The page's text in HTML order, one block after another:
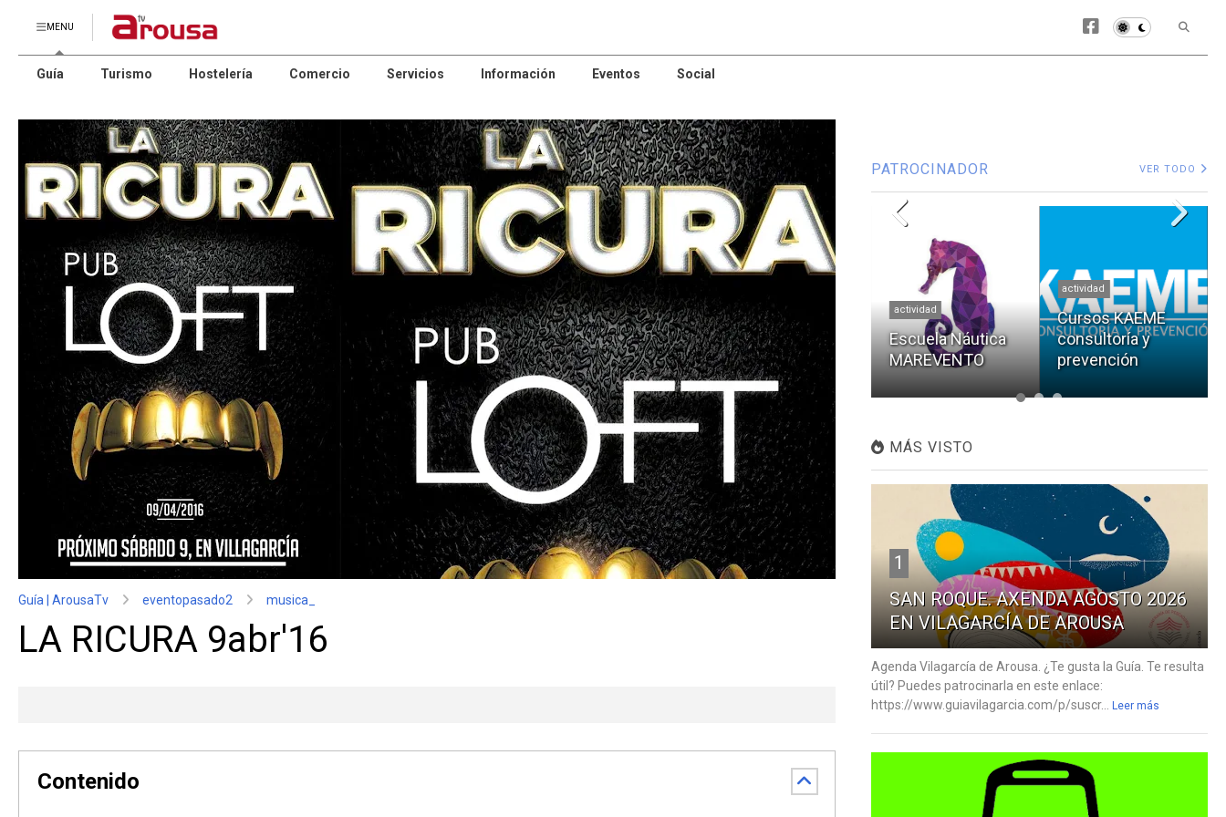
MENU
Guía Turismo Hostelería Comercio Servicios Información Eventos Social
Guía | ArousaTv eventopasado2 musica_
LA RICURA 9abr'16
Contenido
PATROCINADOR VER TODO
patrocinador
GIRALDO
policlínica dental
Animación
Sociocultural
NYDIA
actividad
Escuela Náutica
MAREVENTO
actividad
Cursos KAEME
consultoría y
prevención
MÁS VISTO
1
SAN ROQUE. AXENDA AGOSTO 2026
EN VILAGARCÍA DE AROUSA
Agenda Vilagarcía de Arousa. ¿Te gusta la Guía. Te resulta
útil? Puedes patrocinarla en este enlace:
https://www.guiavilagarcia.com/p/suscr...
Leer más